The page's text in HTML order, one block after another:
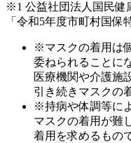
※1 公益社団法人国民健
「令和5年度市町村国保
※マスクの着用は
委ねられることに
医療機関や介護施
引き続きマスクの
※持病や体調等に
マスクの着用が難
着用を求めるもの